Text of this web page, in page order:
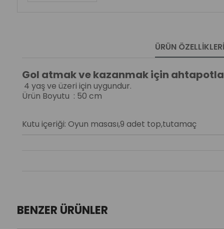
ÜRÜN ÖZELLIKLERI
Gol atmak ve kazanmak için
4 yaş ve üzeri için uygundur.
Ürün Boyutu : 50 cm
Kutu içeriği: Oyun masası,9 adet top,tutamaç
BENZER ÜRÜNLER